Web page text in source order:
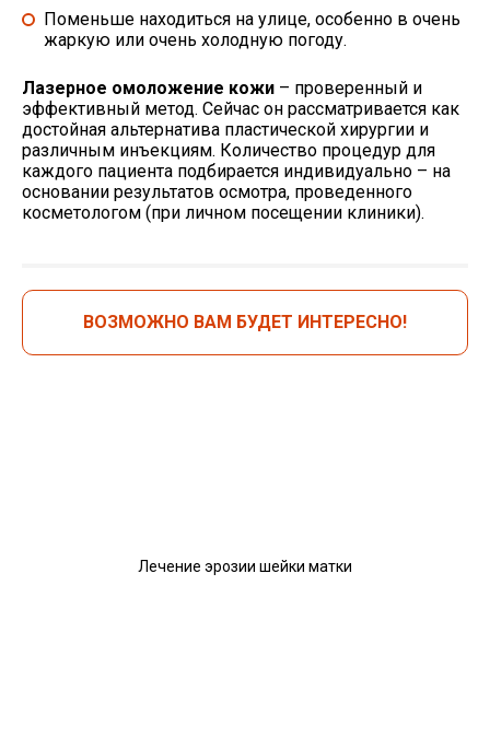
Поменьше находиться на улице, особенно в очень
жаркую или очень холодную погоду.
Лазерное омоложение кожи – проверенный и
эффективный метод. Сейчас он рассматривается как
достойная альтернатива пластической хирургии и
различным инъекциям. Количество процедур для
каждого пациента подбирается индивидуально – на
основании результатов осмотра, проведенного
косметологом (при личном посещении клиники).
ВОЗМОЖНО ВАМ БУДЕТ ИНТЕРЕСНО!
Лечение эрозии шейки матки